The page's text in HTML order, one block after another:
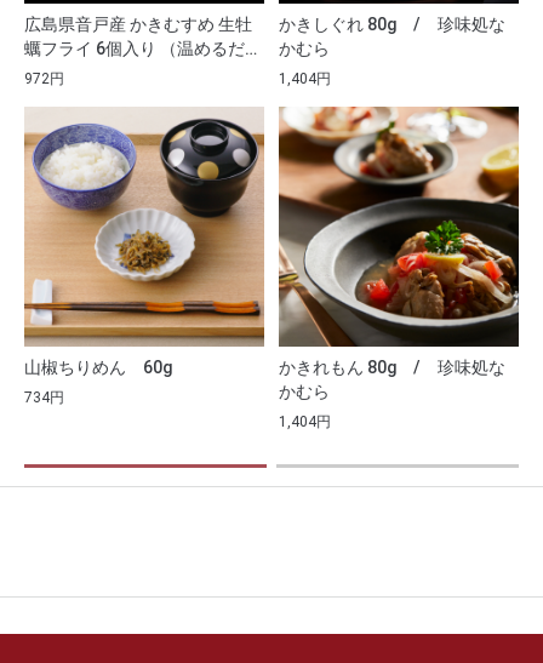
広島県音戸産 かきむすめ 生牡
蠣フライ 6個入り （温めるだ
け）
972円
山椒ちりめん 60g
734円
かきしぐれ 80g / 珍味処な
かむら
1,404円
かきれもん 80g / 珍味処な
かむら
1,404円